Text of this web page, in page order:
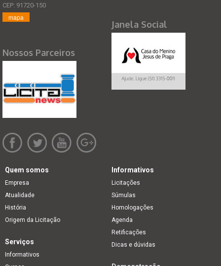
CEP: 91720-150
mapa
Nossos Parceiros
Janela Social
Quem somos
Empresa
Atualidade
História
Origem da Licitação
Informativos
Licitações
Súmulas
Homologações
Agenda
Retificações
Dicas e dúvidas
Serviços
Informativos